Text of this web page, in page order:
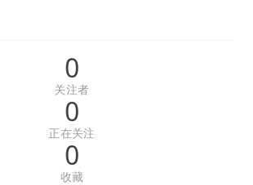
0
关注者
0
正在关注
0
收藏